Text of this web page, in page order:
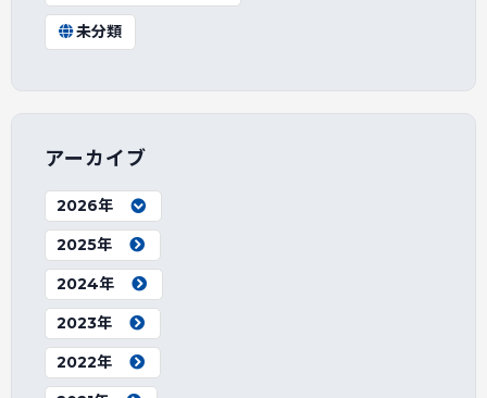
未分類
アーカイブ
2026年
2025年
2024年
2023年
2022年